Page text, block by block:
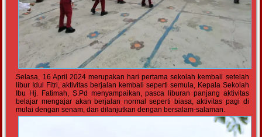
Selasa, 16 April 2024 merupakan hari pertama sekolah kembali setelah
libur Idul Fitri, aktivitas berjalan kembali seperti semula, Kepala Sekolah
Ibu Hj. Fatimah, S.Pd menyampaikan, pasca liburan panjang aktivitas
belajar mengajar akan berjalan normal seperti biasa, aktivitas pagi di
mulai dengan senam, dan dilanjutkan dengan bersalam-salaman.